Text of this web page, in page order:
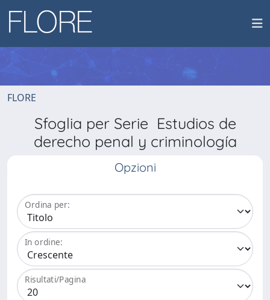
FLORE
Sfoglia per Serie Estudios de
derecho penal y criminología
Opzioni
Ordina per:
In ordine:
Risultati/Pagina